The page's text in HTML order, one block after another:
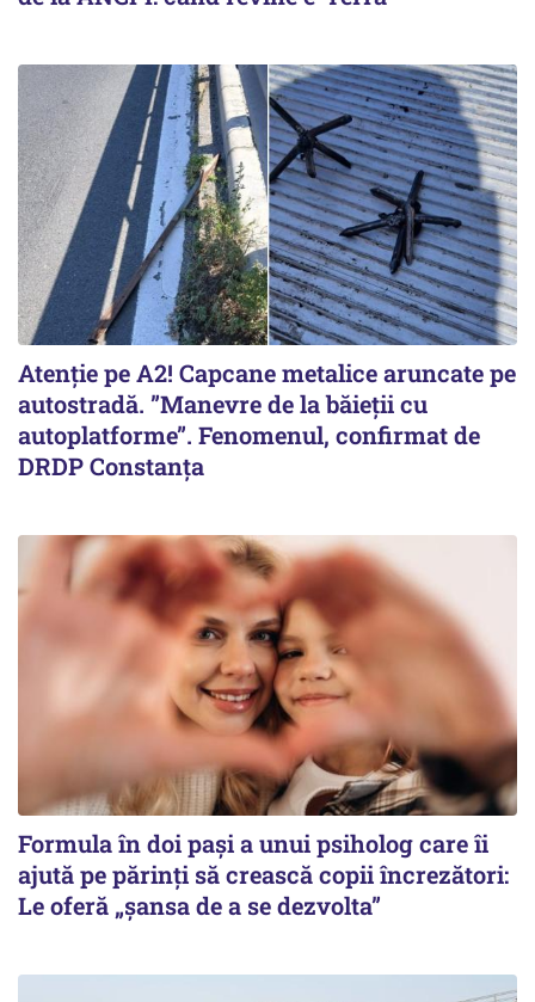
Atenție pe A2! Capcane metalice aruncate pe
autostradă. ”Manevre de la băieții cu
autoplatforme”. Fenomenul, confirmat de
DRDP Constanța
Formula în doi pași a unui psiholog care îi
ajută pe părinți să crească copii încrezători:
Le oferă „șansa de a se dezvolta”